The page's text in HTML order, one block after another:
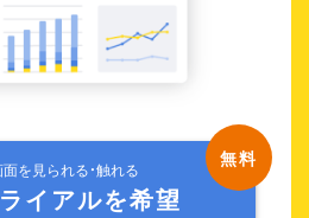
を見られる・触れる
イアルを希望